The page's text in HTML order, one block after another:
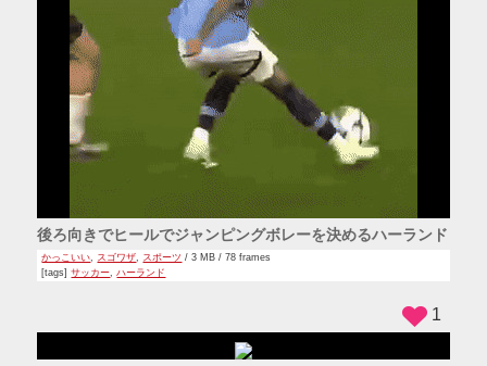
後ろ向きでヒールでジャンピングボレーを決めるハーランド
かっこいい スゴワザ スポーツ / 3 MB / 78 frames
[tags]サッカー,ハーランド
1